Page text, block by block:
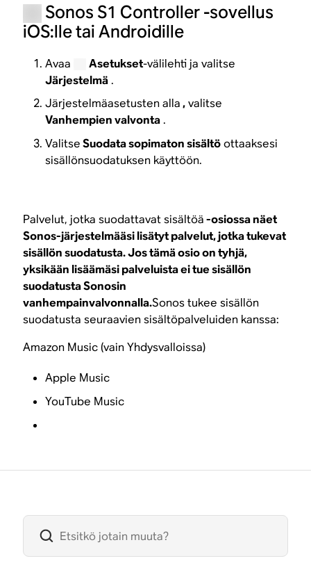
Sonos S1 Controller -sovellus
iOS:lle tai Androidille
Avaa Asetukset-välilehti ja valitse
Järjestelmä.
Järjestelmäasetusten alla,valitse
Vanhempien valvonta.
ValitseSuodata sopimaton sisältöottaaksesi
sisällönsuodatuksen käyttöön.
Palvelut, jotka suodattavat sisältöä-osiossa näet
Sonos-järjestelmääsi lisätyt palvelut, jotka tukevat
sisällön suodatusta. Jos tämä osio on tyhjä,
yksikään lisäämäsi palveluista ei tue sisällön
suodatusta Sonosin
vanhempainvalvonnalla.Sonos tukee sisällön
suodatusta seuraavien sisältöpalveluiden kanssa:
Amazon Music (vain Yhdysvalloissa)
Apple Music
YouTube Music